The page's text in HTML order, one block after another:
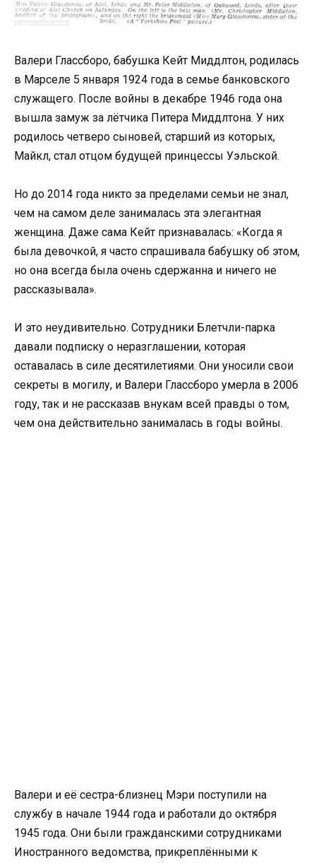
Валери Глассборо, бабушка Кейт Миддлтон, родилась
в Марселе 5 января 1924 года в семье банковского
служащего. После войны в декабре 1946 года она
вышла замуж за лётчика Питера Миддлтона. У них
родилось четверо сыновей, старший из которых,
Майкл, стал отцом будущей принцессы Уэльской.
Но до 2014 года никто за пределами семьи не знал,
чем на самом деле занималась эта элегантная
женщина. Даже сама Кейт признавалась: «Когда я
была девочкой, я часто спрашивала бабушку об этом,
но она всегда была очень сдержанна и ничего не
рассказывала».
И это неудивительно. Сотрудники Блетчли-парка
давали подписку о неразглашении, которая
оставалась в силе десятилетиями. Они уносили свои
секреты в могилу, и Валери Глассборо умерла в 2006
году, так и не рассказав внукам всей правды о том,
чем она действительно занималась в годы войны.
Валери и её сестра-близнец Мэри поступили на
службу в начале 1944 года и работали до октября
1945 года. Они были гражданскими сотрудниками
Иностранного ведомства, прикреплёнными к